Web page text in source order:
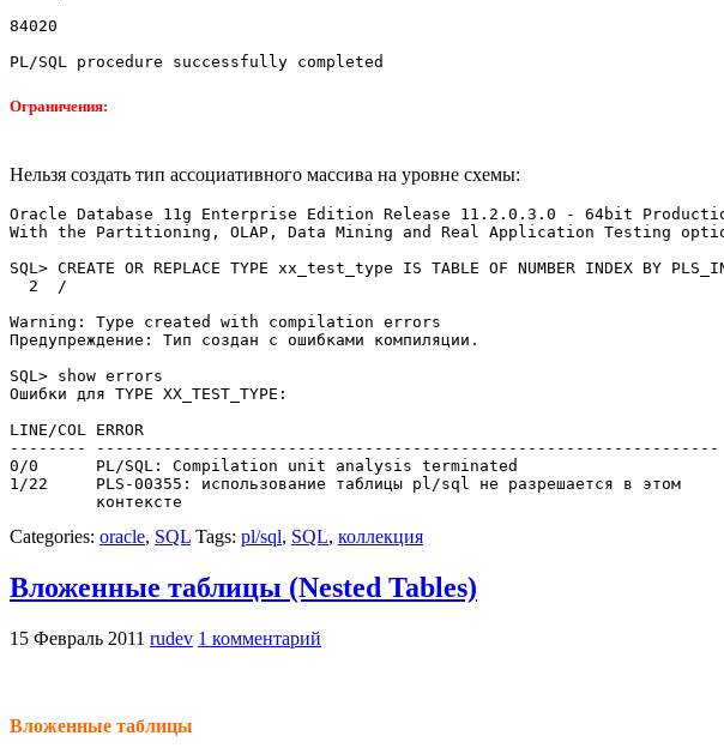
84020
PL/SQL procedure successfully completed
Ограничения:
Нельзя создать тип ассоциативного массива на уровне схемы:
Oracle Database 11g Enterprise Edition Release 11.2.0.3.0 - 64bit
With the Partitioning, OLAP, Data Mining and Real Application Testing
SQL> CREATE OR REPLACE TYPE xx_test_type IS TABLE OF NUMBER INDEX BY
  2  /
Warning: Type created with compilation errors
Предупреждение: Тип создан с ошибками компиляции.
SQL> show errors
Ошибки для TYPE XX_TEST_TYPE:
LINE/COL ERROR
-------- -----------------------------------------------------------------
0/0      PL/SQL: Compilation unit analysis terminated
1/22     PLS-00355: использование таблицы pl/sql не разрешается в этом
         контексте
Categories: oracle, SQL Tags: pl/sql, SQL, коллекция
Вложенные таблицы (Nested Tables)
15 Февраль 2011 rudev 1 комментарий
Вложенные таблицы